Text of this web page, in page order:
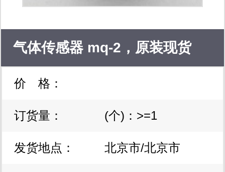
气体传感器 mq-2，原装现货
mq-2
价 格：
订货量： (个)：>=1
发货地点： 北京市/北京市